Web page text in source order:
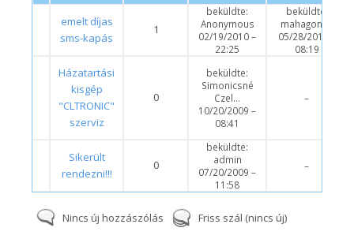
emelt díjas
sms-kapás
1
beküldte:
Anonymous
02/19/2010 –
22:25
beküldte:
mahagon68
05/28/2014 –
08:19
Házatartási
kisgép
"CLTRONIC"
szerviz
0
beküldte:
Simonicsné
Czel…
10/20/2009 –
08:41
–
Sikerült
rendezni!!!
0
beküldte:
admin
07/20/2009 –
11:58
–
Nincs új hozzászólás Friss szál (nincs új)